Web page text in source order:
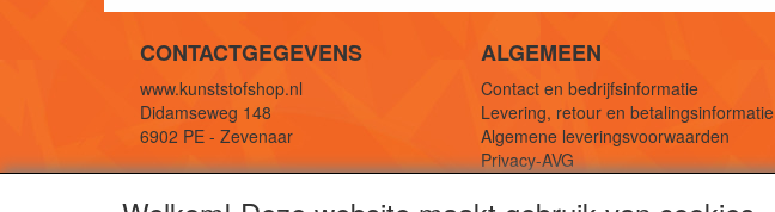
CONTACTGEGEVENS
www.kunststofshop.nl
Didamseweg 148
6902 PE - Zevenaar
Telefoon: +31 (0) 316 241 994
ALGEMEEN
Contact en bedrijfsinformatie
Levering, retour en betalingsinformatie
Algemene leveringsvoorwaarden
Privacy-AVG